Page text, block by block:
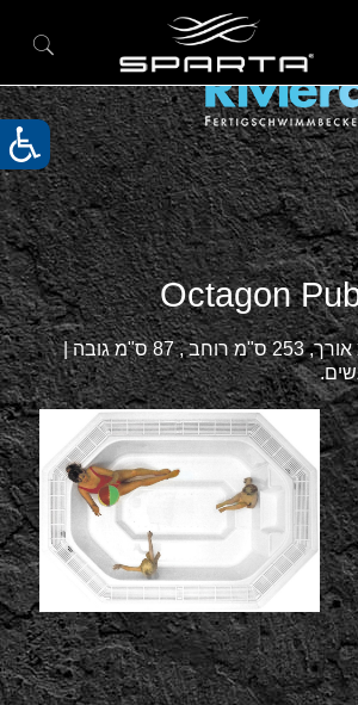
Octagon
מידות: 353 ס"מ אורך, 253 ס"מ רוחב , 87 ס"מ גובה |